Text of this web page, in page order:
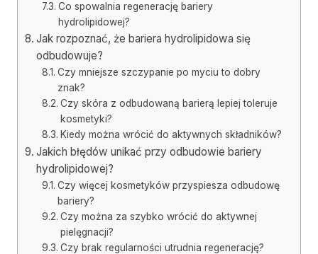
Co spowalnia regenerację bariery
hydrolipidowej?
Jak rozpoznać, że bariera hydrolipidowa się
odbudowuje?
Czy mniejsze szczypanie po myciu to dobry
znak?
Czy skóra z odbudowaną barierą lepiej toleruje
kosmetyki?
Kiedy można wrócić do aktywnych składników?
Jakich błędów unikać przy odbudowie bariery
hydrolipidowej?
Czy więcej kosmetyków przyspiesza odbudowę
bariery?
Czy można za szybko wrócić do aktywnej
pielęgnacji?
Czy brak regularności utrudnia regenerację?